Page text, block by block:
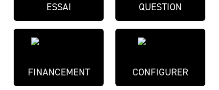
ESSAI QUESTION
FINANCEMENT CONFIGURER